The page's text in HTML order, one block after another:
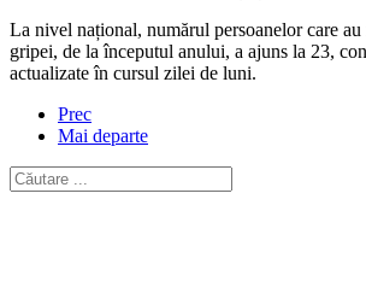
La nivel național, numărul persoanelor care
gripei, de la începutul anului, a ajuns la 23,
actualizate în cursul zilei de luni.
Prec
Mai departe